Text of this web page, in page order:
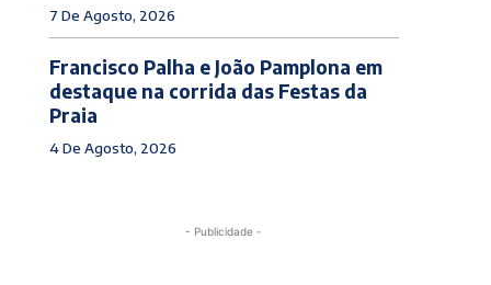
7 De Agosto, 2026
Francisco Palha e João Pamplona em
destaque na corrida das Festas da
Praia
4 De Agosto, 2026
- Publicidade -